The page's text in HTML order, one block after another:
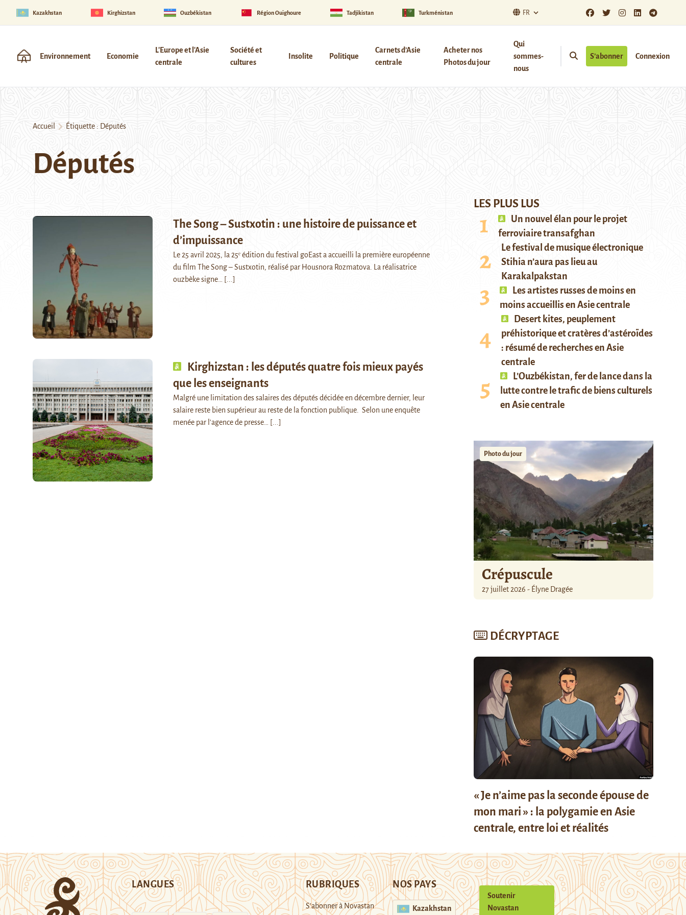
Kazakhstan Kirghizstan Ouzbékistan Région Ouïghoure Tadjikistan Turkménistan FR
Environnement Economie
L'Europe et l'Asie
centrale
Société et
cultures
Insolite Politique
Carnets d’Asie
centrale
Acheter nos
Photos du jour
Qui
sommes-
nous
S’abonner Connexion
Accueil Étiquette : Députés
Députés
The Song – Sustxotin : une histoire de puissance et
d’impuissance
Le 25 avril 2025, la 25ᵉ édition du festival goEast a accueilli la première européenne
du film The Song – Sustxotin, réalisé par Housnora Rozmatova. La réalisatrice
ouzbèke signe…
[...]
Kirghizstan : les députés quatre fois mieux payés
que les enseignants
Malgré une limitation des salaires des députés décidée en décembre dernier, leur
salaire reste bien supérieur au reste de la fonction publique. Selon une enquête
menée par l'agence de presse…
[...]
LES PLUS LUS
Un nouvel élan pour le projet
ferroviaire transafghan
Le festival de musique électronique
Stihia n’aura pas lieu au
Karakalpakstan
Les artistes russes de moins en
moins accueillis en Asie centrale
Desert kites, peuplement
préhistorique et cratères d’astéroïdes
: résumé de recherches en Asie
centrale
L’Ouzbékistan, fer de lance dans la
lutte contre le trafic de biens culturels
en Asie centrale
Photo du jour
Crépuscule
27 juillet 2026 - Élyne Dragée
DÉCRYPTAGE
« Je n’aime pas la seconde épouse de
mon mari » : la polygamie en Asie
centrale, entre loi et réalités
LANGUES RUBRIQUES
S’abonner à Novastan
NOS PAYS
Kazakhstan
Soutenir
Novastan